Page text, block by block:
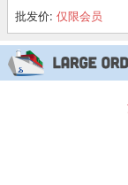
批发价: 仅限会员